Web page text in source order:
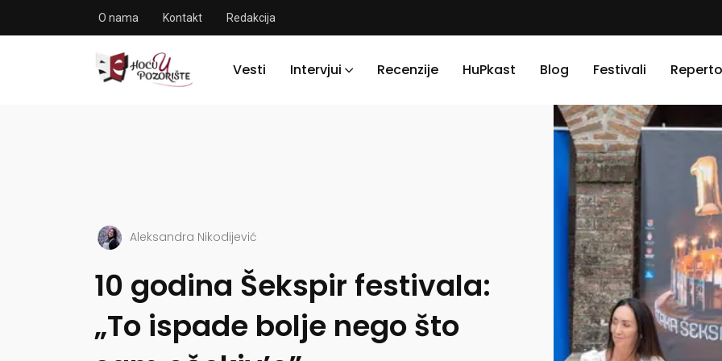
O nama Kontakt Redakcija
Vesti Intervjui Recenzije HuPkast Blog Festivali
Aleksandra Nikodijević
10 godina Šekspir festivala:
„To ispade bolje nego što